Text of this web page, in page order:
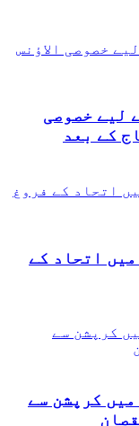
لیے خصوصی
کے بعد
اتحاد کے
کرپشن سے